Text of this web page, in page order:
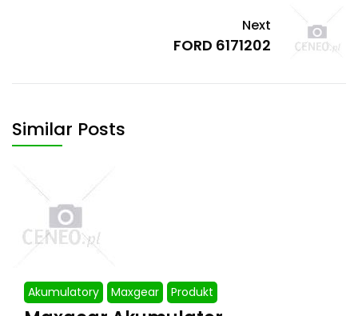
Next
FORD 6171202
Similar Posts
Akumulatory Maxgear Produkt